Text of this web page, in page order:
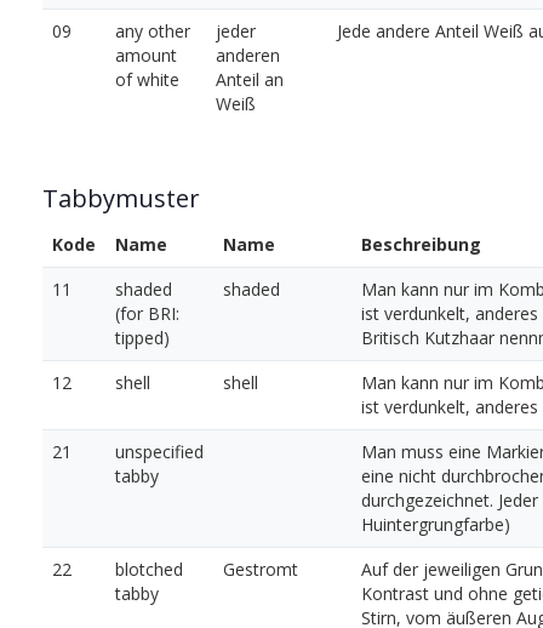
09
any other
amount
of white
jeder
anderen
Anteil an
Weiß
Jede andere Anteil Weiß
Tabbymuster
Kode Name Name
Beschreibung
11
shaded
(for BRI:
tipped)
shaded
Man kann nur im
ist verdunkelt,
Britisch Kutzhaar
12
shell shell
Man kann nur im
ist verdunkelt,
21
unspecified
tabby
Man muss eine
eine nicht
durchgezeichnet.
Huintergrungfarbe)
22
blotched
tabby
Gestromt
Auf der jeweiligen
Kontrast und ohne
Stirn, vom äußeren